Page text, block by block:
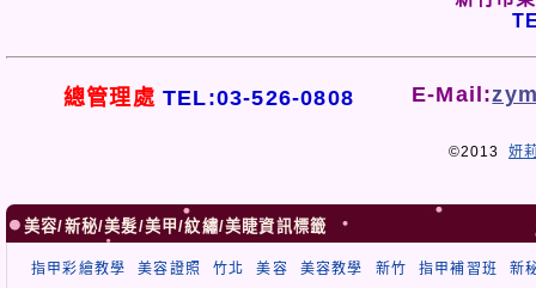
總管理處 TEL:03-526-0808 E-Mail:
©2013 妍
美容/新秘/美髮/美甲/紋繡/美睫資訊標籤
指甲彩繪教學 美容證照 竹北 美容 美容教學 新竹 指甲補習班
新